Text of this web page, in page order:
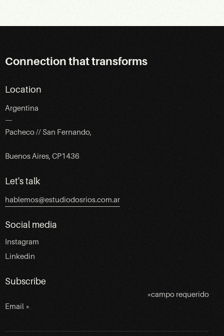
Connection that transforms
Location
Argentina
—
Pacheco // San Fernando,
Buenos Aires, CP1436
Let's talk
hablemos@estudiodosrios.com.ar
Social media
Instagram
Linkedin
Subscribe
*campo requerido
Email *